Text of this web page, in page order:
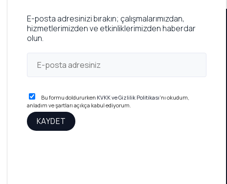
E-posta adresinizi bırakın; çalışmalarımızdan,
hizmetlerimizden ve etkinliklerimizden haberdar
olun.
Bu formu doldururken KVKK ve Gizlilik Politikası'nı okudum,
anladım ve şartları açıkça kabul ediyorum.